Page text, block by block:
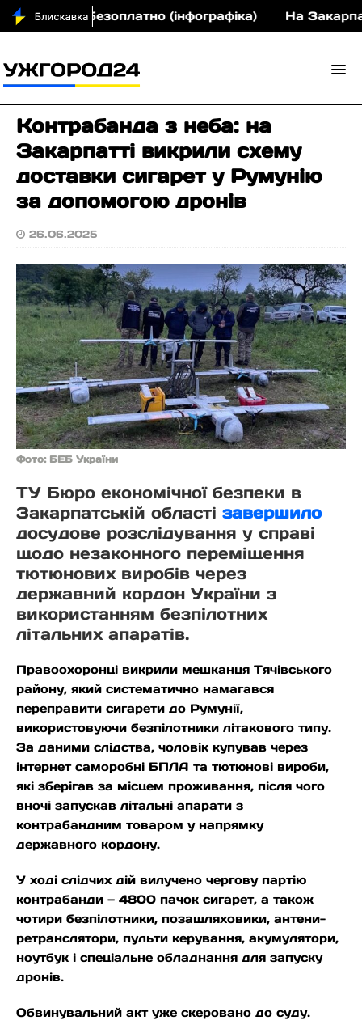
безоплатно (інфографіка) На Закарпатті
Контрабанда з неба: на
Закарпатті викрили схему
доставки сигарет у Румунію
за допомогою дронів
26.06.2025
Фото: БЕБ України
ТУ Бюро економічної безпеки в
Закарпатській області завершило
досудове розслідування у справі
щодо незаконного переміщення
тютюнових виробів через
державний кордон України з
використанням безпілотних
літальних апаратів.
Правоохоронці викрили мешканця Тячівського
району, який систематично намагався
переправити сигарети до Румунії,
використовуючи безпілотники літакового типу.
За даними слідства, чоловік купував через
інтернет саморобні БПЛА та тютюнові вироби,
які зберігав за місцем проживання, після чого
вночі запускав літальні апарати з
контрабандним товаром у напрямку
державного кордону.
У ході слідчих дій вилучено чергову партію
контрабанди — 4800 пачок сигарет, а також
чотири безпілотники, позашляховики, антени-
ретранслятори, пульти керування, акумулятори,
ноутбук і спеціальне обладнання для запуску
дронів.
Обвинувальний акт уже скеровано до суду.